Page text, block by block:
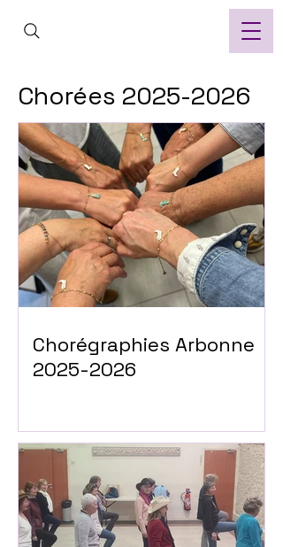
Chorées 2025-2026
Chorégraphies Arbonne
2025-2026